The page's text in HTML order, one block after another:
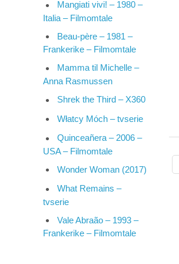
Mangiati vivi! – 1980 –
Italia – Filmomtale
Beau-père – 1981 –
Frankerike – Filmomtale
Mamma til Michelle –
Anna Rasmussen
Shrek the Third – X360
Włatcy Móch – tvserie
Quinceañera – 2006 –
USA – Filmomtale
Wonder Woman (2017)
What Remains –
tvserie
Vale Abraão – 1993 –
Frankerike – Filmomtale